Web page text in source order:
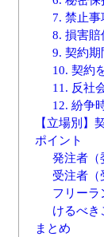
7. 禁止
8. 損害
9. 契約期
10. 契約
11. 反社
12. 紛争
【立場別】
ポイント
発注者（
受注者（
フリーラ
けるべき
まとめ